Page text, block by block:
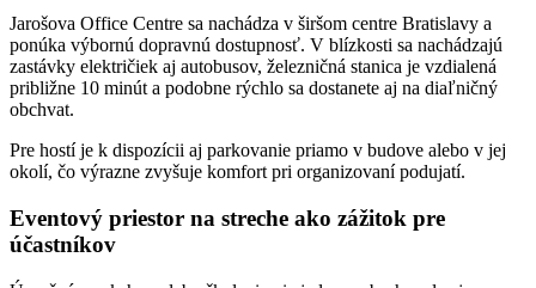
Jarošova Office Centre sa nachádza v širšom centre Bratislavy a
ponúka výbornú dopravnú dostupnosť. V blízkosti sa nachádzajú
zastávky električiek aj autobusov, železničná stanica je vzdialená
približne 10 minút a podobne rýchlo sa dostanete aj na diaľničný
obchvat.
Pre hostí je k dispozícii aj parkovanie priamo v budove alebo v jej
okolí, čo výrazne zvyšuje komfort pri organizovaní podujatí.
Eventový priestor na streche ako zážitok pre
účastníkov